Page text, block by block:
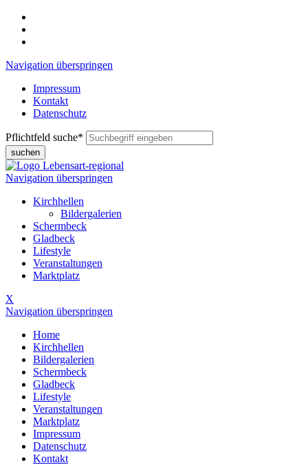
Navigation überspringen
Impressum
Kontakt
Datenschutz
Pflichtfeld suche*
suchen
Navigation überspringen
Kirchhellen
Bildergalerien
Schermbeck
Gladbeck
Lifestyle
Veranstaltungen
Marktplatz
X
Navigation überspringen
Home
Kirchhellen
Bildergalerien
Schermbeck
Gladbeck
Lifestyle
Veranstaltungen
Marktplatz
Impressum
Datenschutz
Kontakt